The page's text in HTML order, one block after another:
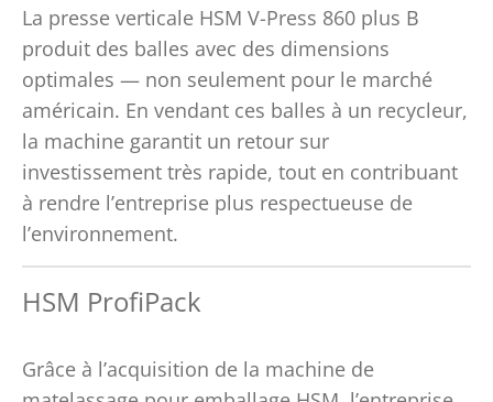
La presse verticale HSM V-Press 860 plus B
produit des balles avec des dimensions
optimales — non seulement pour le marché
américain. En vendant ces balles à un recycleur,
la machine garantit un retour sur
investissement très rapide, tout en contribuant
à rendre l’entreprise plus respectueuse de
l’environnement.
HSM ProfiPack
Grâce à l’acquisition de la machine de